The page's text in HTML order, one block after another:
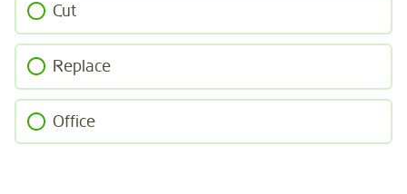
Cut
Replace
Office